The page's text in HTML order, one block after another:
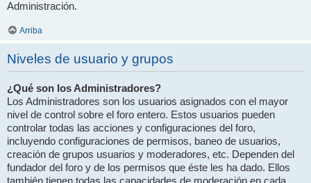
Administración.
Arriba
Niveles de usuario y grupos
¿Qué son los Administradores?
Los Administradores son los usuarios asignados con el mayor
nivel de control sobre el foro entero. Estos usuarios pueden
controlar todas las acciones y configuraciones del foro,
incluyendo configuraciones de permisos, baneo de usuarios,
creación de grupos usuarios y moderadores, etc. Dependen del
fundador del foro y de los permisos que éste les ha dado. Ellos